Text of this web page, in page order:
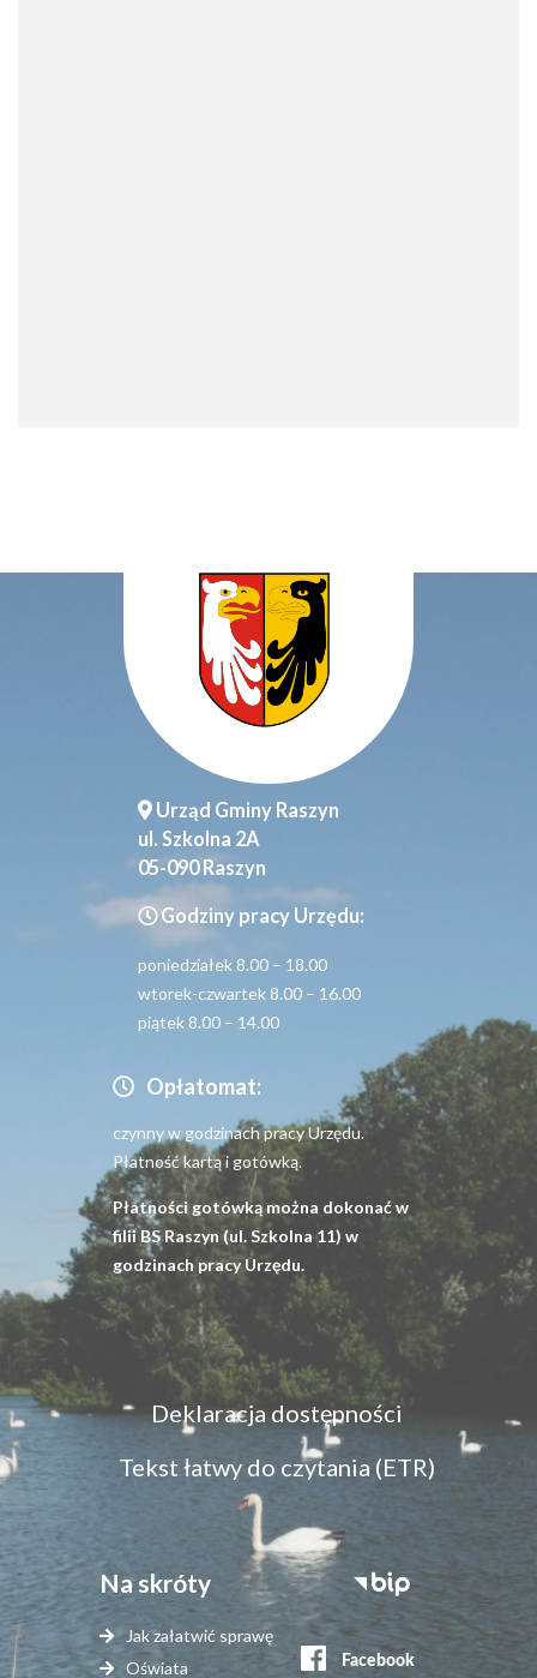
Urząd Gminy Raszyn
ul. Szkolna 2A
05-090 Raszyn
Godziny pracy Urzędu:
poniedziałek 8.00 – 18.00
wtorek-czwartek 8.00 – 16.00
piątek 8.00 – 14.00
Opłatomat:
czynny w godzinach pracy Urzędu.
Płatność kartą i gotówką.
Płatności gotówką można dokonać w
filii BS Raszyn (ul. Szkolna 11) w
godzinach pracy Urzędu.
Menu
dostępność
Deklaracja dostępności
Tekst łatwy do czytania (ETR)
Na skróty
Jak załatwić sprawę
Oświata
Stopka
serwisy
zewnętrzne